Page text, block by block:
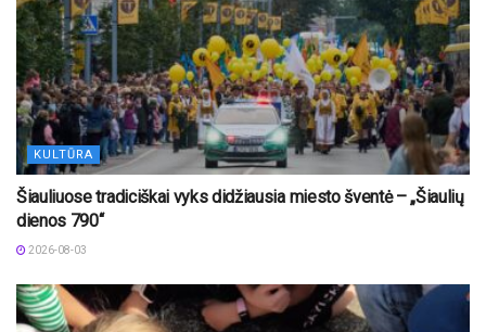
KULTŪRA
Šiauliuose tradiciškai vyks didžiausia miesto šventė – „Šiaulių
dienos 790“
2026-08-03